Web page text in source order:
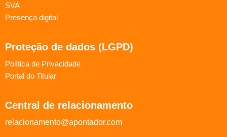
SVA
Presença digital
Proteção de dados (LGPD)
Política de Privacidade
Portal do Titular
Central de relacionamento
relacionamento@apontador.com